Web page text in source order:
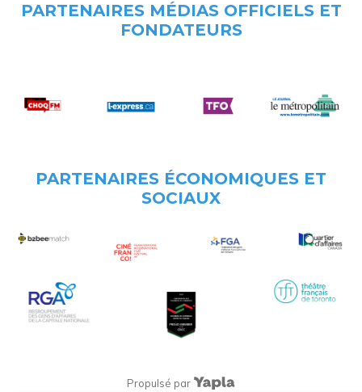
PARTENAIRES MÉDIAS OFFICIELS ET
FONDATEURS
PARTENAIRES ÉCONOMIQUES ET
SOCIAUX
Propulsé par